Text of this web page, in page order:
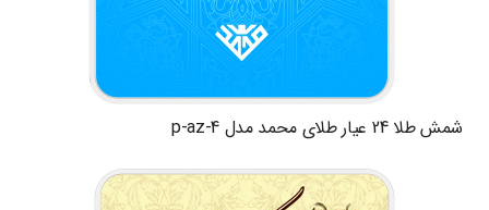
شمش طلا 24 عیار طلای محمد مدل p-az-4